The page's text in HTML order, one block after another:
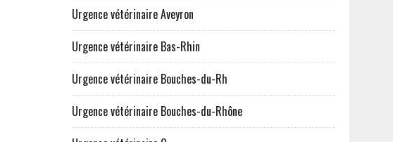
Urgence vétérinaire Aveyron
Urgence vétérinaire Bas-Rhin
Urgence vétérinaire Bouches-du-Rh
Urgence vétérinaire Bouches-du-Rhône